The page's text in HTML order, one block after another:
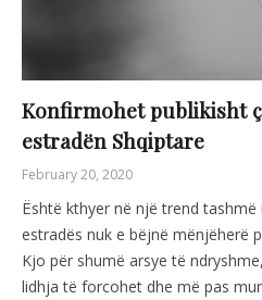
Konfirmohet publikisht
estradën Shqiptare
February 20, 2020
Është kthyer në një trend
estradës nuk e bëjnë mënjëherë
Kjo për shumë arsye të
lidhja të forcohet dhe më pas